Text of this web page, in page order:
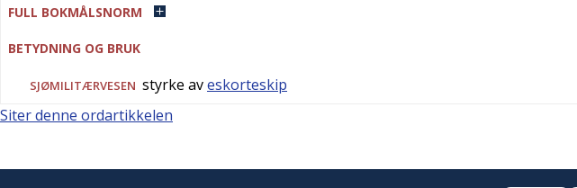
FULL BOKMÅLSNORM
BETYDNING OG BRUK
SJØMILITÆRVESEN styrke aveskorteskip
Siter denne ordartikkelen